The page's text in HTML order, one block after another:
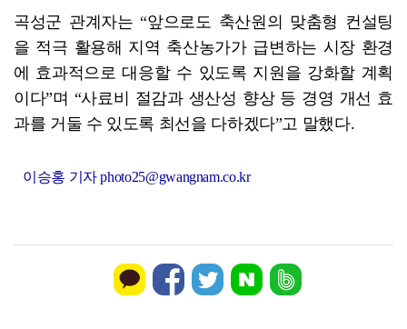
곡성군 관계자는 “앞으로도 축산원의 맞춤형 컨설팅
을 적극 활용해 지역 축산농가가 급변하는 시장 환경
에 효과적으로 대응할 수 있도록 지원을 강화할 계획
이다”며 “사료비 절감과 생산성 향상 등 경영 개선 효
과를 거둘 수 있도록 최선을 다하겠다”고 말했다.
이승홍 기자 photo25@gwangnam.co.kr